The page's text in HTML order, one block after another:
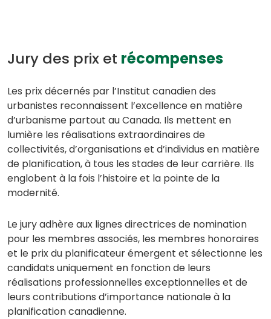
Jury des prix et récompenses
Les prix décernés par l’Institut canadien des
urbanistes reconnaissent l’excellence en matière
d’urbanisme partout au Canada. Ils mettent en
lumière les réalisations extraordinaires de
collectivités, d’organisations et d’individus en matière
de planification, à tous les stades de leur carrière. Ils
englobent à la fois l’histoire et la pointe de la
modernité.
Le jury adhère aux lignes directrices de nomination
pour les membres associés, les membres honoraires
et le prix du planificateur émergent et sélectionne les
candidats uniquement en fonction de leurs
réalisations professionnelles exceptionnelles et de
leurs contributions d’importance nationale à la
planification canadienne.